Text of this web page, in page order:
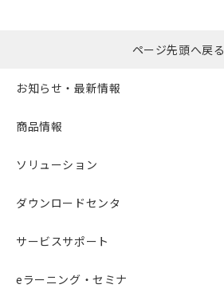
ページ先頭へ戻る
お知らせ・最新情報
商品情報
ソリューション
ダウンロードセンタ
サービスサポート
eラーニング・セミナ